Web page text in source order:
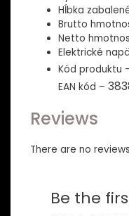
Hĺbka
Brutto
Netto
Elektrické
Kód produktu
EAN kód –
Reviews
There are no
Be the